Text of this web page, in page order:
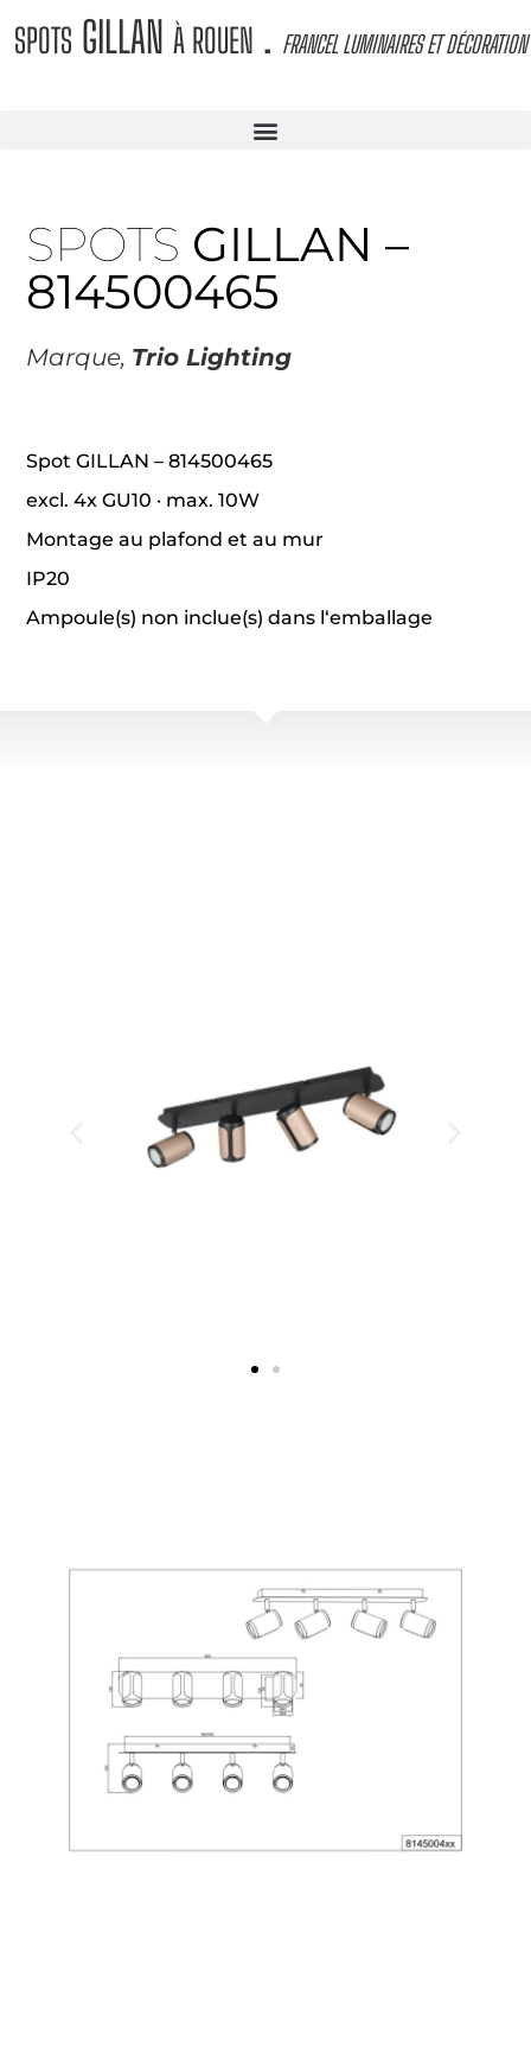
SPOTS GILLAN À ROUEN . FRANCEL LUMINAIRES ET DÉCORATION
SPOTS GILLAN –
814500465
Marque, Trio Lighting
SpotGILLAN – 814500465
excl. 4x GU10 · max. 10W
Montage au plafond et au mur
IP20
Ampoule(s) non inclue(s) dans l‘emballage